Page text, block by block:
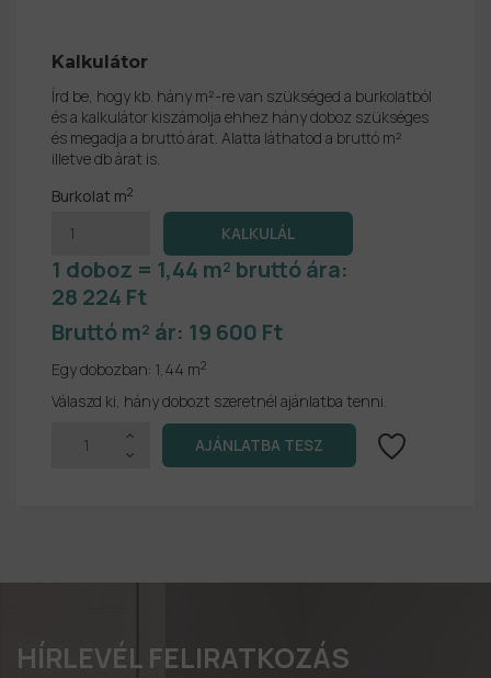
Kalkulátor
Írd be, hogy kb. hány m²-re van szükséged a burkolatból
és a kalkulátor kiszámolja ehhez hány doboz szükséges
és megadja a bruttó árat. Alatta láthatod a bruttó m²
illetve db árat is.
Burkolat m2
1 doboz = 1,44 m² bruttó ára:
28 224 Ft
Bruttó m² ár: 19 600 Ft
Egy dobozban: 1,44 m2
Válaszd ki, hány dobozt szeretnél ajánlatba tenni.
HÍRLEVÉL FELIRATKOZÁS